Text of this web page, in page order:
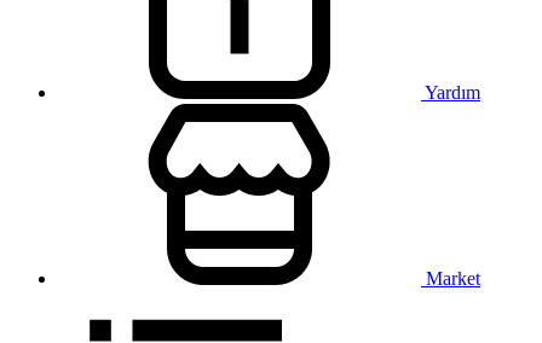
Yardım
Market